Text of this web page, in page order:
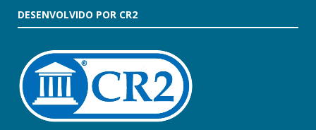
DESENVOLVIDO POR CR2